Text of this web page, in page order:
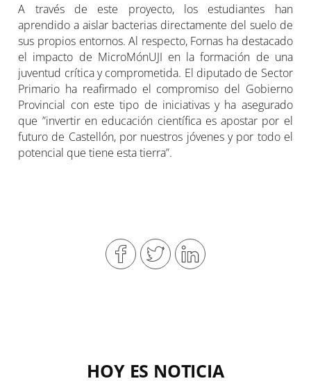
A través de este proyecto, los estudiantes han
aprendido a aislar bacterias directamente del suelo de
sus propios entornos. Al respecto, Fornas ha destacado
el impacto de MicroMónUJI en la formación de una
juventud crítica y comprometida. El diputado de Sector
Primario ha reafirmado el compromiso del Gobierno
Provincial con este tipo de iniciativas y ha asegurado
que ”invertir en educación científica es apostar por el
futuro de Castellón, por nuestros jóvenes y por todo el
potencial que tiene esta tierra”.
HOY ES NOTICIA